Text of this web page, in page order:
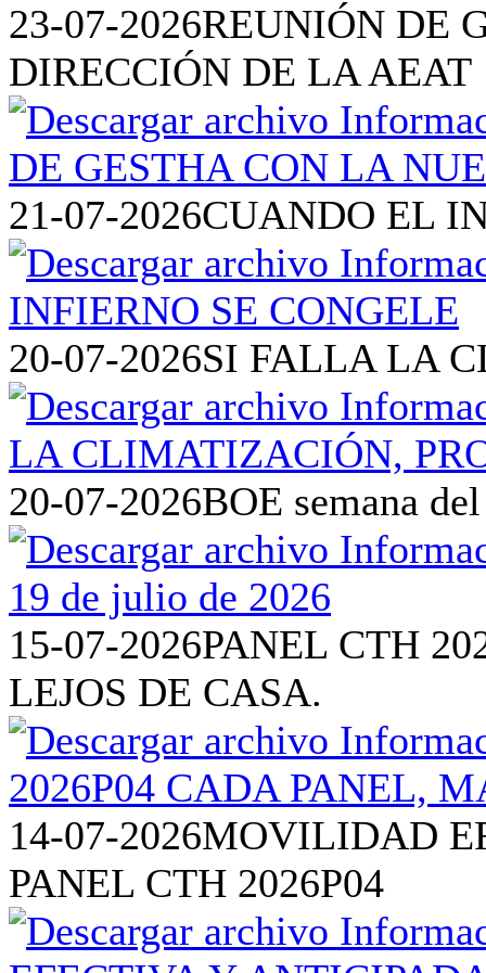
23-07-2026REUNIÓN DE
DIRECCIÓN DE LA AEAT
21-07-2026CUANDO EL
20-07-2026SI FALLA LA
20-07-2026BOE semana
15-07-2026PANEL CTH
LEJOS DE CASA.
14-07-2026MOVILIDAD
PANEL CTH 2026P04